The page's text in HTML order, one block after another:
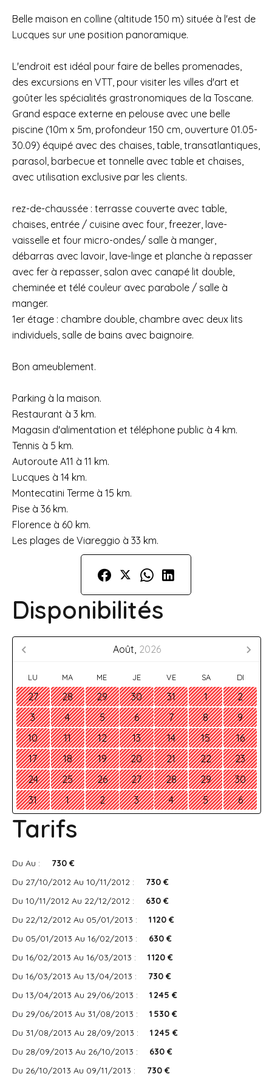
Belle maison en colline (altitude 150 m) située à l'est de
Lucques sur une position panoramique.
L'endroit est idéal pour faire de belles promenades,
des excursions en VTT, pour visiter les villes d'art et
goûter les spécialités grastronomiques de la Toscane.
Grand espace externe en pelouse avec une belle
piscine (10m x 5m, profondeur 150 cm, ouverture 01.05-
30.09) équipé avec des chaises, table, transatlantiques,
parasol, barbecue et tonnelle avec table et chaises,
avec utilisation exclusive par les clients.
rez-de-chaussée : terrasse couverte avec table,
chaises, entrée / cuisine avec four, freezer, lave-
vaisselle et four micro-ondes/ salle à manger,
débarras avec lavoir, lave-linge et planche à repasser
avec fer à repasser, salon avec canapé lit double,
cheminée et télé couleur avec parabole / salle à
manger.
1er étage : chambre double, chambre avec deux lits
individuels, salle de bains avec baignoire.
Bon ameublement.
Parking à la maison.
Restaurant à 3 km.
Magasin d'alimentation et téléphone public à 4 km.
Tennis à 5 km.
Autoroute A11 à 11 km.
Lucques à 14 km.
Montecatini Terme à 15 km.
Pise à 36 km.
Florence à 60 km.
Les plages de Viareggio à 33 km.
Disponibilités
Août, 2026
LU MA ME JE VE SA DI
27 28 29 30 31 1
2
3
4 5 6 7 8
9
10
11 12 13 14 15
16
17
18 19 20 21 22
23
24
25 26 27 28 29
30
31
1 2 3 4 5 6
Tarifs
Du Au :
730 €
Du 27/10/2012 Au 10/11/2012 :
730 €
Du 10/11/2012 Au 22/12/2012 :
630 €
Du 22/12/2012 Au 05/01/2013 :
1 120 €
Du 05/01/2013 Au 16/02/2013 :
630 €
Du 16/02/2013 Au 16/03/2013 :
1 120 €
Du 16/03/2013 Au 13/04/2013 :
730 €
Du 13/04/2013 Au 29/06/2013 :
1 245 €
Du 29/06/2013 Au 31/08/2013 :
1 530 €
Du 31/08/2013 Au 28/09/2013 :
1 245 €
Du 28/09/2013 Au 26/10/2013 :
630 €
Du 26/10/2013 Au 09/11/2013 :
730 €